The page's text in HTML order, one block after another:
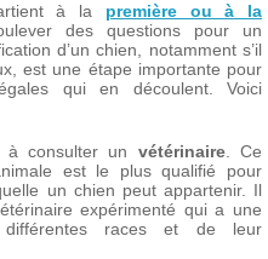
à la première ou à la
des questions pour un
d’un chien, notamment s’il
est une étape importante pour
qui en découlent. Voici
à consulter un vétérinaire. Ce
est le plus qualifié pour
un chien peut appartenir. Il
expérimenté qui a une
différentes races et de leur